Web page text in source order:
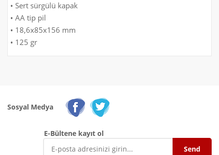
• Sert sürgülü kapak
• AA tip pil
• 18,6x85x156 mm
• 125 gr
Sosyal Medya
E-Bültene kayıt ol